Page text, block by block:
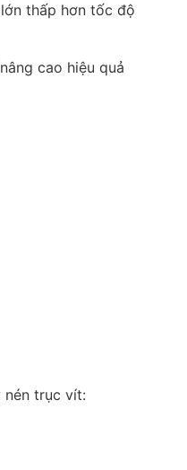
thấp hơn tốc độ
cao hiệu quả
nén trục vít: